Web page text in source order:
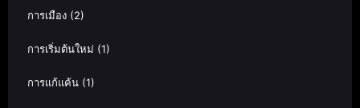
การเมือง (2)
การเริ่มต้นใหม่ (1)
การแก้แค้น (1)